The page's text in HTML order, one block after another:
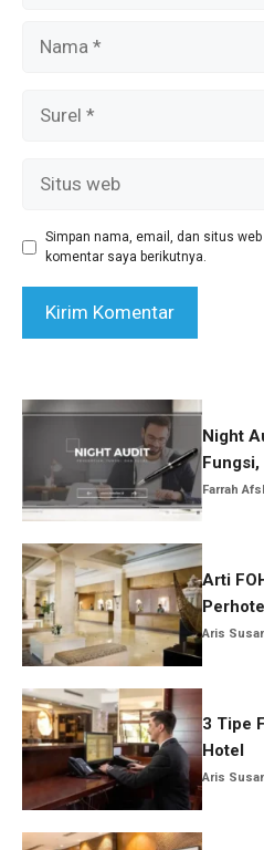
Simpan nama, email, dan situs
komentar saya berikutnya.
Night
Fungsi,
Farrah
Arti
Aris
3 Tipe
Hotel
Aris